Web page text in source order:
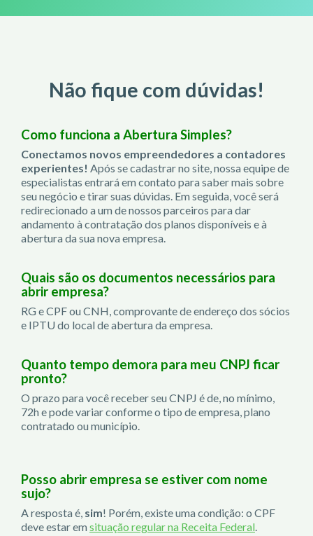
Não fique com dúvidas!
Como funciona a Abertura Simples?
Conectamos novos empreendedores a contadores
experientes! Após se cadastrar no site, nossa equipe de
especialistas entrará em contato para saber mais sobre
seu negócio e tirar suas dúvidas. Em seguida, você será
redirecionado a um de nossos parceiros para dar
andamento à contratação dos planos disponíveis e à
abertura da sua nova empresa.
Quais são os documentos necessários para
abrir empresa?
RG e CPF ou CNH, comprovante de endereço dos sócios
e IPTU do local de abertura da empresa.
Quanto tempo demora para meu CNPJ ficar
pronto?
O prazo para você receber seu CNPJ é de, no mínimo,
72h e pode variar conforme o tipo de empresa, plano
contratado ou município.
Posso abrir empresa se estiver com nome
sujo?
A resposta é, sim! Porém, existe uma condição: o CPF
deve estar emsituação regular na Receita Federal.